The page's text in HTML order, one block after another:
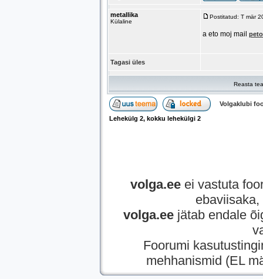
metallika
Külaline
Postitatud: T mär
a eto moj mail
Tagasi üles
Reasta
Volgaklubi
Lehekülg 2, kokku lehekülgi 2
volga.eeei vastuta
volga.ee jätab endale
Foorumi
mehhanismid (EL